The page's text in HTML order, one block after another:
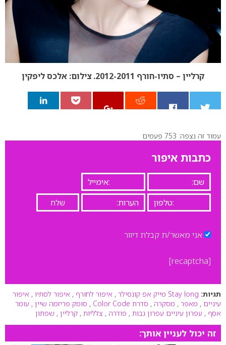
קרליין – סתיו-חורף 2012-2011. צילום: אלכס ליפקין
0
עמוד זה נצפה: 753 פעמים
כתבות איפור
אני מאשר/ת קבלת דיוור
[recaptcha]
תגיות: Stay long מייק אפ קונסילר , איפור לחורף , איפור לסתיו , איפור
עיניים , מאפר , מסקרה , סדרת Color Code , סומק פריזמה שיין , עומר
אסף , עפרון עיניים עפרון גבות , פודרה , צלליות , קרליין , שפתון
זה יכול לעניין אותך: